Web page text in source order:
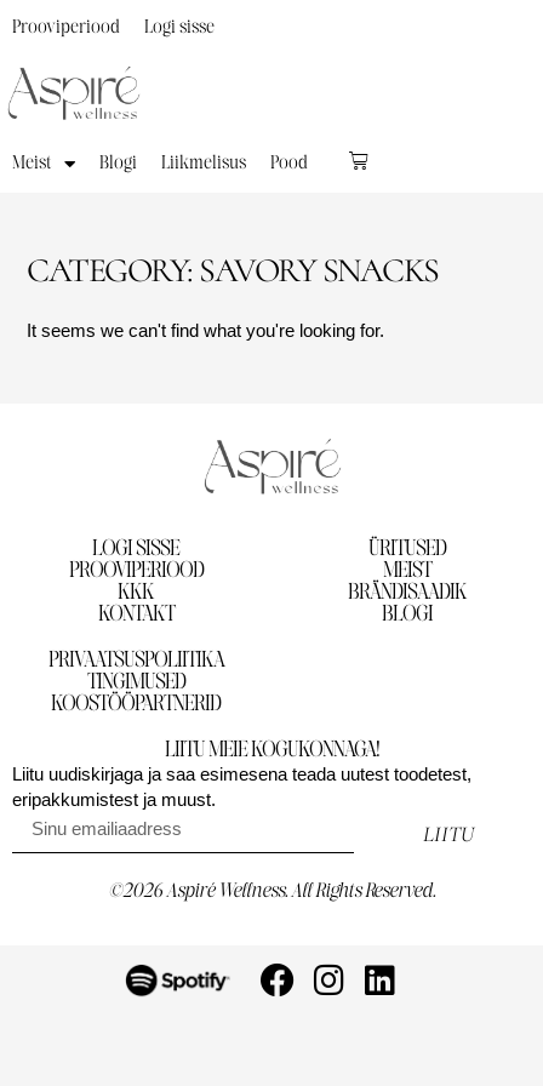
Meist Blogi Liikmelisus Pood
Prooviperiood Logi sisse
CATEGORY: SAVORY SNACKS
It seems we can't find what you're looking for.
LOGI SISSE
PROOVIPERIOOD
KKK
KONTAKT
ÜRITUSED
MEIST
BRÄNDISAADIK
BLOGI
PRIVAATSUSPOLIITIKA
TINGIMUSED
KOOSTÖÖPARTNERID
LIITU MEIE KOGUKONNAGA!
Liitu uudiskirjaga ja saa esimesena teada uutest toodetest,
eripakkumistest ja muust.
LIITU
©2026 Aspiré Wellness. All Rights Reserved.